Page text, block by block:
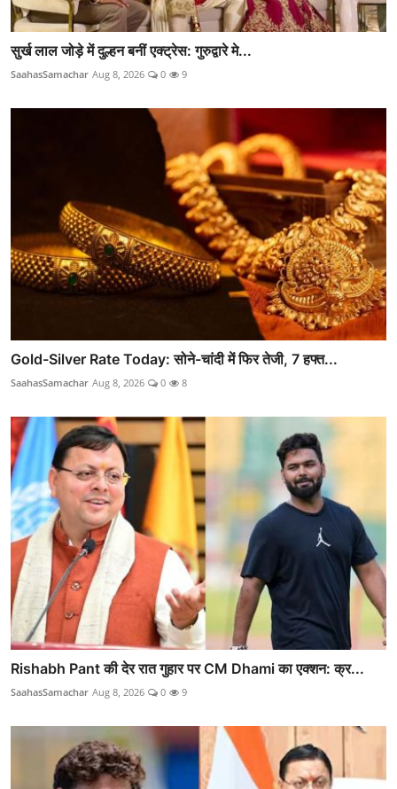
सुर्ख लाल जोड़े में दुल्हन बनीं एक्ट्रेस: गुरुद्वारे मे...
SaahasSamachar Aug 8, 2026 0 9
Gold-Silver Rate Today: सोने-चांदी में फिर तेजी, 7 हफ्त...
SaahasSamachar Aug 8, 2026 0 8
Rishabh Pant की देर रात गुहार पर CM Dhami का एक्शन: क्र...
SaahasSamachar Aug 8, 2026 0 9